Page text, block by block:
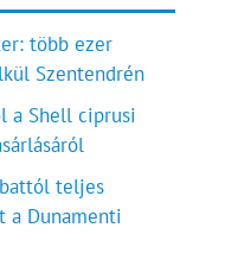
több ezer
Szentendrén
a Shell ciprusi
teljes
a Dunamenti